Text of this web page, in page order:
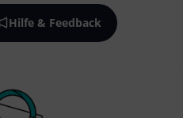
Hilfe & Feedback